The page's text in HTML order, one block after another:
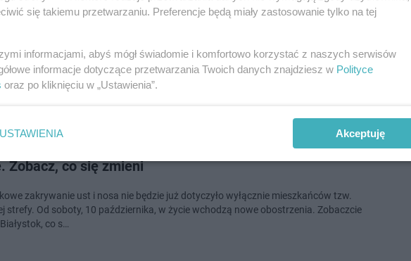
noszenia maseczek wraca. Nie tylko w czerwonej
Zobacz, co się zmieni
zakrywanie ust i nosa nie będzie już dotyczyło wyłącznie mieszkańców tzw.
strefy. Od soboty, 10 października, w życie wchodzą nowe obostrzenia. Zobaczcie
co s…
się takiemu przetwarzaniu. Preferencje będą miały zastosowanie tylko na tej
informacjami, abyś mógł świadomie i komfortowo korzystać z naszych serwisów
informacje dotyczące przetwarzania Twoich danych znajdziesz w Polityce
oraz po kliknięciu w „Ustawienia”.
USTAWIENIA Akceptuję